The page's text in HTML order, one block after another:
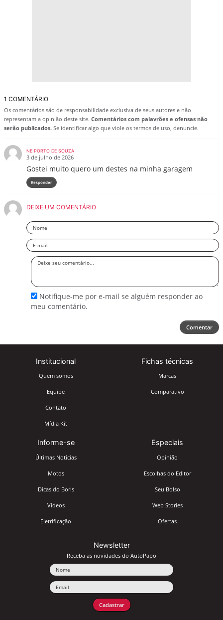
1 COMENTÁRIO
Os comentários são de responsabilidade exclusiva de seus autores e não
representam a opinião deste site. Comentários com palavrões e ofensas não
serão publicados. Se identificar algo que viole os termos de uso, denuncie.
NE PORTO DE SOUZA
3 de julho de 2026
Gostei muito quero um destes na minha garagem
Responder
DEIXE UM COMENTÁRIO
Nome
Email
Deixe
Notifique-me por e-mail se alguém responder ao
meu comentário.
Comentar
Institucional
Quem somos
Equipe
Contato
Mídia Kit
Fichas técnicas
Marcas
Comparativo
Informe-se
Últimas Notícias
Motos
Dicas do Boris
Vídeos
Eletrificação
Especiais
Opinião
Escolhas do Editor
Seu Bolso
Web Stories
Ofertas
Newsletter
Receba as novidades do AutoPapo
Cadastrar